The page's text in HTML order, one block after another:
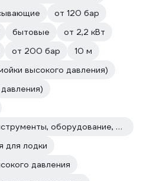
от 120 бар
бытовые
от 2,2 кВт
от 200 бар
10 м
высокого давления)
Для сезонных закупок: инструменты, оборудование, расходные материалы
для лодки
давления